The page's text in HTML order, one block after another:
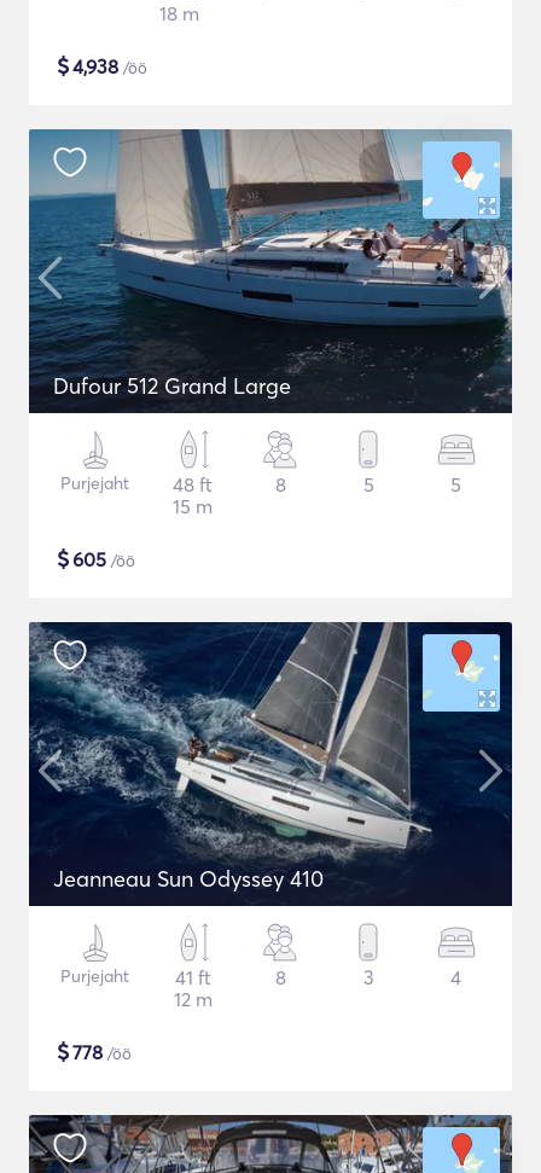
18 m
$4,938 /öö
Dufour 512 Grand Large
Purjejaht
48 ft
15 m
8 5 5
$605 /öö
Jeanneau Sun Odyssey 410
Purjejaht
41 ft
12 m
8 3 4
$778 /öö